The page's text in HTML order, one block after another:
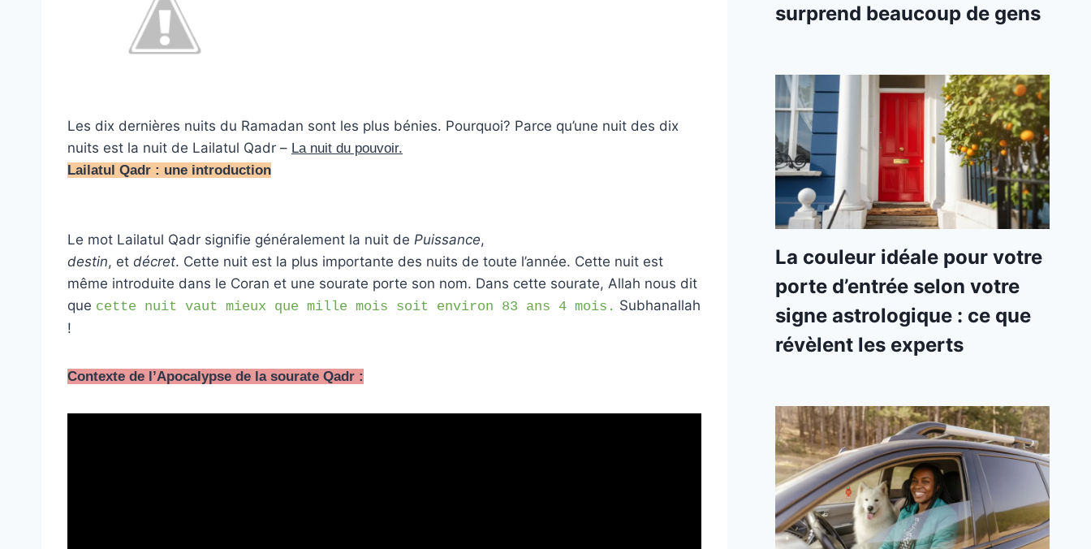
Les dix dernières nuits du Ramadan sont les plus bénies. Pourquoi? Parce qu’une nuit des dix
nuits est la nuit de Lailatul Qadr – La nuit du pouvoir.
Lailatul Qadr : une introduction
Le mot Lailatul Qadr signifie généralement la nuit de Puissance,
destin, et décret. Cette nuit est la plus importante des nuits de toute l’année. Cette nuit est
même introduite dans le Coran et une sourate porte son nom. Dans cette sourate, Allah nous dit
que cette nuit vaut mieux que mille mois soit environ 83 ans 4 mois. Subhanallah
!
Contexte de l’Apocalypse de la sourate Qadr :
surprend beaucoup de gens
La couleur idéale pour votre
porte d’entrée selon votre
signe astrologique : ce que
révèlent les experts